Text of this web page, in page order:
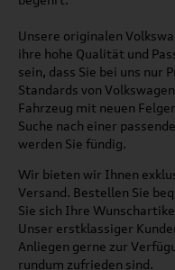
Unsere originalen
ihre hohe Qualität und
sein, dass Sie bei uns nur
Standards von
Fahrzeug mit neuen
Suche nach einer
werden Sie fündig.
Wir bieten wir Ihnen
Versand. Bestellen Sie
Sie sich Ihre
Unser erstklassiger
Anliegen gerne zur
rundum zufrieden sind.